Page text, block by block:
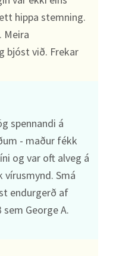
hippa stemning.
Meira
bjóst við. Frekar
spennandi á
- maður fékk
og var oft alveg á
vírusmynd. Smá
endurgerð af
George A.